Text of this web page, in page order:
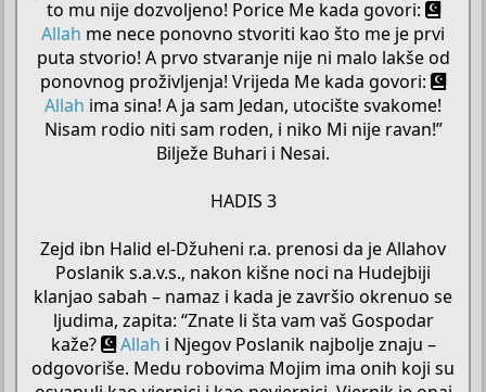
to mu nije dozvoljeno! Porice Me kada govori:
Allah me nece ponovno stvoriti kao što me je prvi
puta stvorio! A prvo stvaranje nije ni malo lakše od
ponovnog proživljenja! Vrijeda Me kada govori:
Allah ima sina! A ja sam Jedan, utocište svakome!
Nisam rodio niti sam roden, i niko Mi nije ravan!”
Bilježe Buhari i Nesai.
HADIS 3
Zejd ibn Halid el-Džuheni r.a. prenosi da je Allahov
Poslanik s.a.v.s., nakon kišne noci na Hudejbiji
klanjao sabah – namaz i kada je završio okrenuo se
ljudima, zapita: “Znate li šta vam vaš Gospodar
kaže?
Allah i Njegov Poslanik najbolje znaju –
odgovoriše. Medu robovima Mojim ima onih koji su